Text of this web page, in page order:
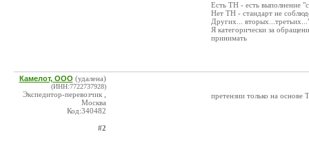
Есть ТН - есть выполнение
Нет ТН - стандарт не
Других...
Я категорически за
принимать
Камелот, ООО (удалена)
(ИНН:7722737928)
Экспедитор-перевозчик ,
Москва
Код:340482
#2
претензии только на основе